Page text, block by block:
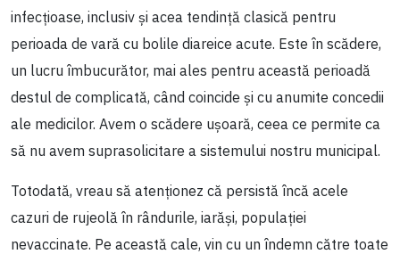
infecțioase, inclusiv și acea tendință clasică pentru
perioada de vară cu bolile diareice acute. Este în scădere,
un lucru îmbucurător, mai ales pentru această perioadă
destul de complicată, când coincide și cu anumite concedii
ale medicilor. Avem o scădere ușoară, ceea ce permite ca
să nu avem suprasolicitare a sistemului nostru municipal.
Totodată, vreau să atenționez că persistă încă acele
cazuri de rujeolă în rândurile, iarăși, populației
nevaccinate. Pe această cale, vin cu un îndemn către toate